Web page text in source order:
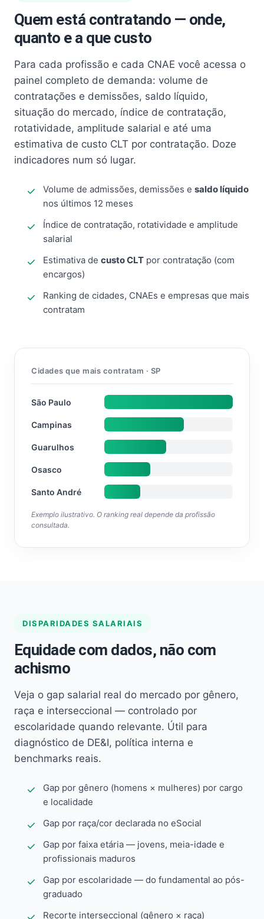
Quem está contratando — onde,
quanto e a que custo
Para cada profissão e cada CNAE você acessa o
painel completo de demanda: volume de
contratações e demissões, saldo líquido,
situação do mercado, índice de contratação,
rotatividade, amplitude salarial e até uma
estimativa de custo CLT por contratação. Doze
indicadores num só lugar.
Volume de admissões, demissões e saldo líquido
nos últimos 12 meses
Índice de contratação, rotatividade e amplitude
salarial
Estimativa de custo CLT por contratação (com
encargos)
Ranking de cidades, CNAEs e empresas que mais
contratam
Cidades que mais contratam · SP
São Paulo
Campinas
Guarulhos
Osasco
Santo André
Exemplo ilustrativo. O ranking real depende da profissão
consultada.
DISPARIDADES SALARIAIS
Equidade com dados, não com
achismo
Veja o gap salarial real do mercado por gênero,
raça e interseccional — controlado por
escolaridade quando relevante. Útil para
diagnóstico de DE&I, política interna e
benchmarks reais.
Gap por gênero (homens × mulheres) por cargo
e localidade
Gap por raça/cor declarada no eSocial
Gap por faixa etária — jovens, meia-idade e
profissionais maduros
Gap por escolaridade — do fundamental ao pós-
graduado
Recorte interseccional (gênero × raça)